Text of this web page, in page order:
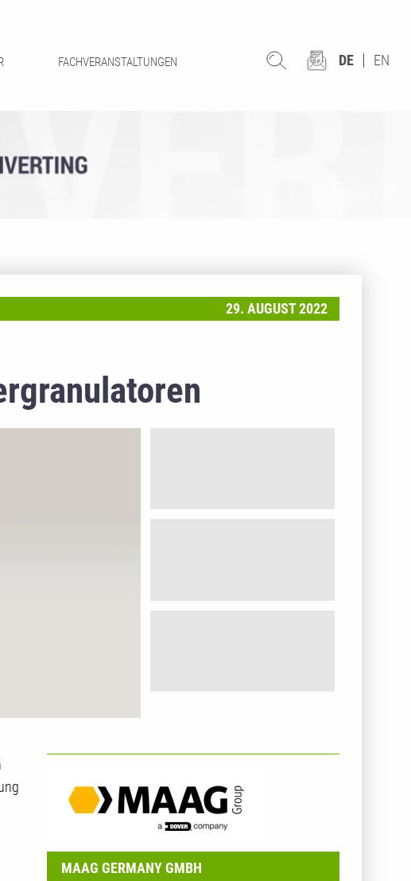
FACHVERANSTALTUNGEN DE EN
29. AUGUST 2022
MAAG GERMANY GMBH